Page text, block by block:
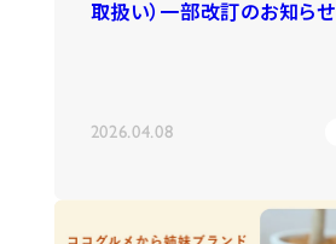
取扱い）一部改訂のお知らせ
2026.04.08